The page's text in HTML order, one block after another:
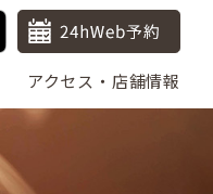
アクセス・店舗情報